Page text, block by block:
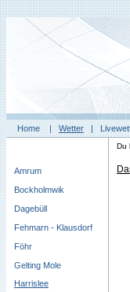
Home|Wetter|
Amrum
Bockholmwik
Dagebüll
Fehmarn - Klausdorf
Föhr
Gelting Mole
Harrislee
Du